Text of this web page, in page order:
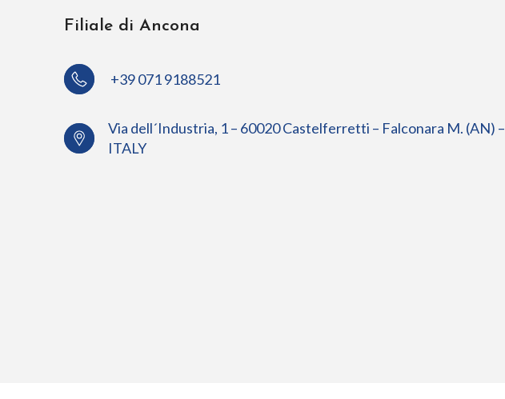
Filiale di Ancona
+39 071 9188521
Via dell´Industria, 1 – 60020 Castelferretti – Falconara M. (AN) –
ITALY